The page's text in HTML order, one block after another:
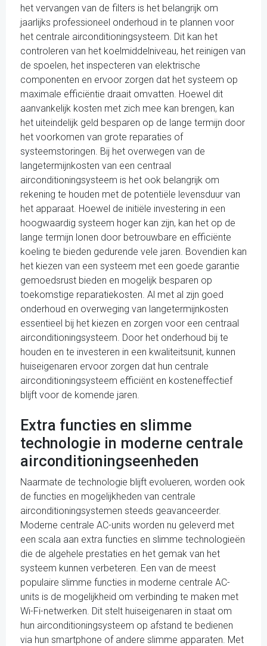
het vervangen van de filters is het belangrijk om
jaarlijks professioneel onderhoud in te plannen voor
het centrale airconditioningsysteem. Dit kan het
controleren van het koelmiddelniveau, het reinigen van
de spoelen, het inspecteren van elektrische
componenten en ervoor zorgen dat het systeem op
maximale efficiëntie draait omvatten. Hoewel dit
aanvankelijk kosten met zich mee kan brengen, kan
het uiteindelijk geld besparen op de lange termijn door
het voorkomen van grote reparaties of
systeemstoringen. Bij het overwegen van de
langetermijnkosten van een centraal
airconditioningsysteem is het ook belangrijk om
rekening te houden met de potentiële levensduur van
het apparaat. Hoewel de initiële investering in een
hoogwaardig systeem hoger kan zijn, kan het op de
lange termijn lonen door betrouwbare en efficiënte
koeling te bieden gedurende vele jaren. Bovendien kan
het kiezen van een systeem met een goede garantie
gemoedsrust bieden en mogelijk besparen op
toekomstige reparatiekosten. Al met al zijn goed
onderhoud en overweging van langetermijnkosten
essentieel bij het kiezen en zorgen voor een centraal
airconditioningsysteem. Door het onderhoud bij te
houden en te investeren in een kwaliteitsunit, kunnen
huiseigenaren ervoor zorgen dat hun centrale
airconditioningsysteem efficiënt en kosteneffectief
blijft voor de komende jaren.
Extra functies en slimme
technologie in moderne centrale
airconditioningseenheden
Naarmate de technologie blijft evolueren, worden ook
de functies en mogelijkheden van centrale
airconditioningsystemen steeds geavanceerder.
Moderne centrale AC-units worden nu geleverd met
een scala aan extra functies en slimme technologieën
die de algehele prestaties en het gemak van het
systeem kunnen verbeteren. Een van de meest
populaire slimme functies in moderne centrale AC-
units is de mogelijkheid om verbinding te maken met
Wi-Fi-netwerken. Dit stelt huiseigenaren in staat om
hun airconditioningsysteem op afstand te bedienen
via hun smartphone of andere slimme apparaten. Met